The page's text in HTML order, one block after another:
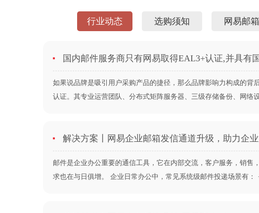
行业动态 选购须知 网易邮
国内邮件服务商只有网易取得EAL3+认证,并具有
如果说品牌是吸引用户采购产品的捷径，那么品牌影响力构成的
认证。其专业运营团队、分布式矩阵服务器、三级存储备份、网
解决方案丨网易企业邮箱发信通道升级，助力企
邮件是企业办公重要的通信工具，它在内部交流，客户服务，销
求也在与日俱增。 企业日常办公中，常见系统级邮件投递场景有